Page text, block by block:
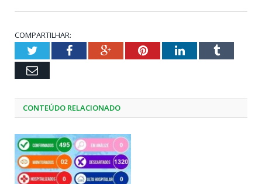
COMPARTILHAR:
TwitterFacebookGoogle+PinterestLinkedInTumblr
Email
CONTEÚDO RELACIONADO